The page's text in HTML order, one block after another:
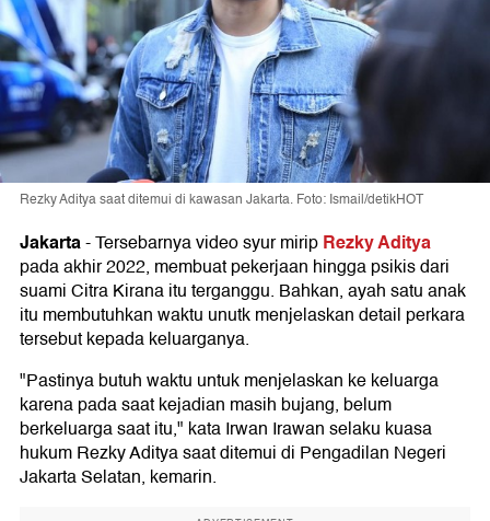
Rezky Aditya saat ditemui di kawasan Jakarta. Foto: Ismail/detikHOT
Jakarta-Tersebarnya video syur miripRezky Aditya
pada akhir 2022, membuat pekerjaan hingga psikis dari
suami Citra Kirana itu terganggu. Bahkan, ayah satu anak
itu membutuhkan waktu unutk menjelaskan detail perkara
tersebut kepada keluarganya.
"Pastinya butuh waktu untuk menjelaskan ke keluarga
karena pada saat kejadian masih bujang, belum
berkeluarga saat itu," kata Irwan Irawan selaku kuasa
hukum Rezky Aditya saat ditemui di Pengadilan Negeri
Jakarta Selatan, kemarin.